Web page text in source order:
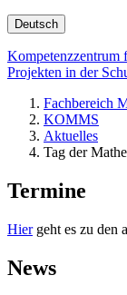
Deutsch
Kompetenzzentrum
Projekten in der
Fachbereich
KOMMS
Aktuelles
Tag der
Termine
Hiergeht es zu den
News